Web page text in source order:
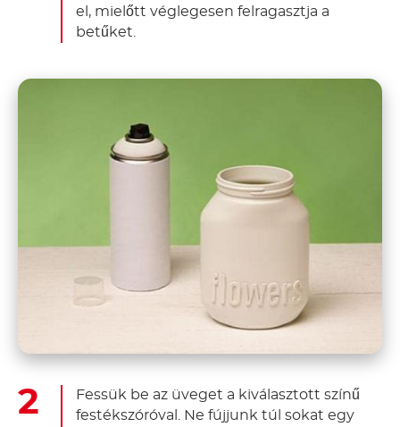
el, mielőtt véglegesen felragasztja a
betűket.
Fessük be az üveget a kiválasztott színű
festékszóróval. Ne fújjunk túl sokat egy